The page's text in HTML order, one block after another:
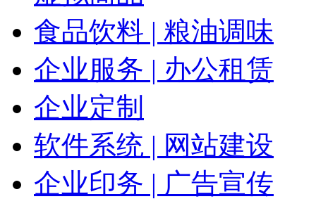
食品饮料 | 粮油调味
企业服务 | 办公租赁
企业定制
软件系统 | 网站建设
企业印务 | 广告宣传